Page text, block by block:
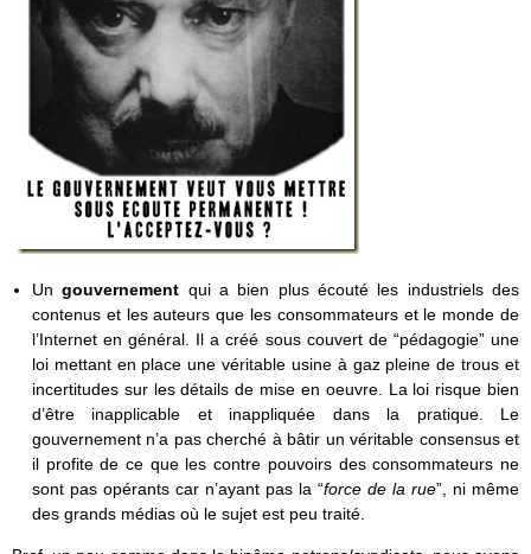
Ungouvernement qui a bien plus écouté les industriels des
contenus et les auteurs que les consommateurs et le monde de
l’Internet en général. Il a créé sous couvert de “pédagogie” une
loi mettant en place une véritable usine à gaz pleine de trous et
incertitudes sur les détails de mise en oeuvre. La loi risque bien
d’être inapplicable et inappliquée dans la pratique. Le
gouvernement n’a pas cherché à bâtir un véritable consensus et
il profite de ce que les contre pouvoirs des consommateurs ne
sont pas opérants car n’ayant pas la “force de la rue”, ni même
des grands médias où le sujet est peu traité.